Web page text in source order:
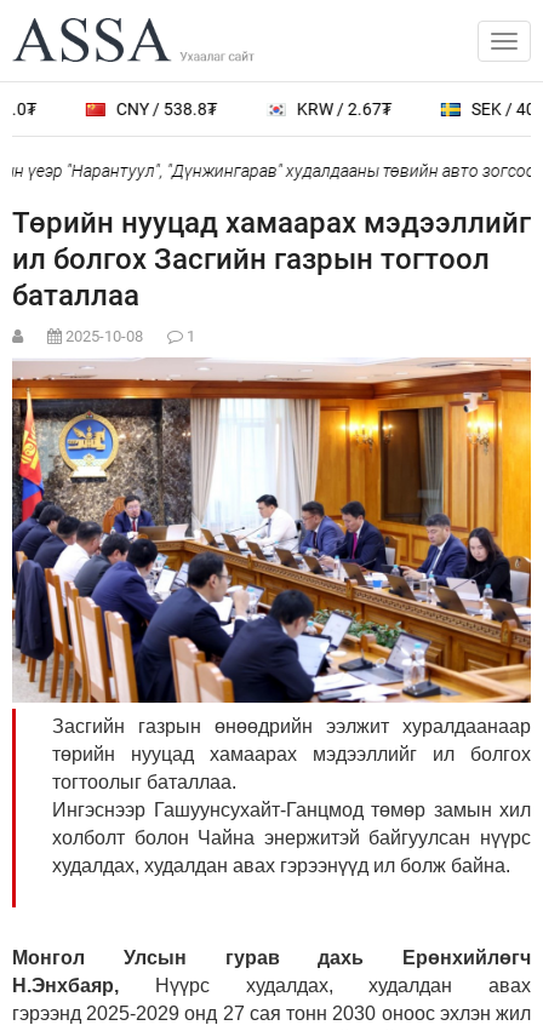
CNY / 538.8₮ KRW / 2.67₮ SEK /
үеэр "Нарантуул", "Дүнжингарав" худалдааны төвийн авто
Төрийн нууцад хамаарах мэдээллийг
ил болгох Засгийн газрын тогтоол
баталлаа
2025-10-08 1
Засгийн газрын өнөөдрийн ээлжит хуралдаанаар
төрийн нууцад хамаарах мэдээллийг ил болгох
тогтоолыг баталлаа.
Ингэснээр Гашуунсухайт-Ганцмод төмөр замын хил
холболт болон Чайна энержитэй байгуулсан нүүрс
худалдах, худалдан авах гэрээнүүд ил болж байна.
Монгол Улсын гурав дахь Ерөнхийлөгч
Н.Энхбаяр, Нүүрс худалдах, худалдан авах
гэрээнд 2025-2029 онд 27 сая тонн 2030 оноос эхлэн жил